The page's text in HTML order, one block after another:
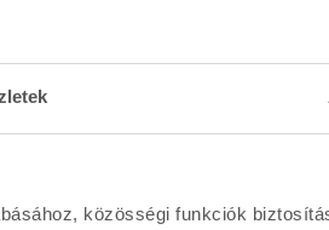
közösségi funkciók
ÚJDONSÁG